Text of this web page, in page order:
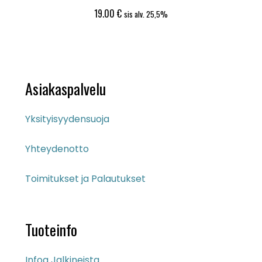
19.00€ sis alv. 25,5%
Asiakaspalvelu
Yksityisyydensuoja
Yhteydenotto
Toimitukset ja Palautukset
Tuoteinfo